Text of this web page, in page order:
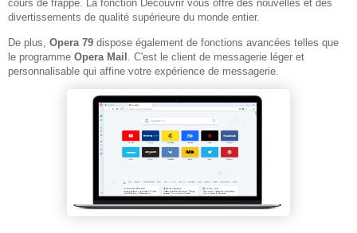
cours de frappe. La fonction Découvrir vous offre des nouvelles et des
divertissements de qualité supérieure du monde entier.
De plus, Opera 79 dispose également de fonctions avancées telles que
le programme Opera Mail . C'est le client de messagerie léger et
personnalisable qui affine votre expérience de messagerie.